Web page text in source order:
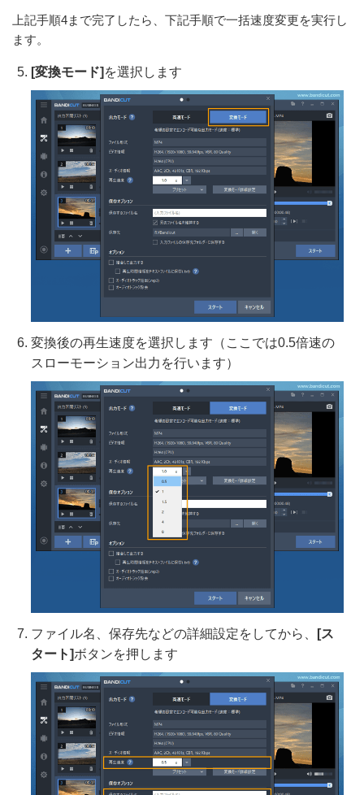
上記手順4まで完了したら、下記手順で一括速度変更を実行し
ます。
[変換モード] を選択します
変換後の再生速度を選択します（ここでは0.5倍速の
スローモーション出力を行います）
ファイル名、保存先などの詳細設定をしてから、
[ス
タート]ボタンを押します